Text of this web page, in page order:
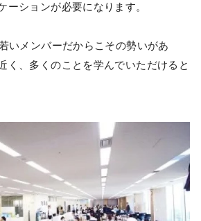
ーションが必要になります。
いメンバーだからこその勢いがあ
く、多くのことを学んでいただけると